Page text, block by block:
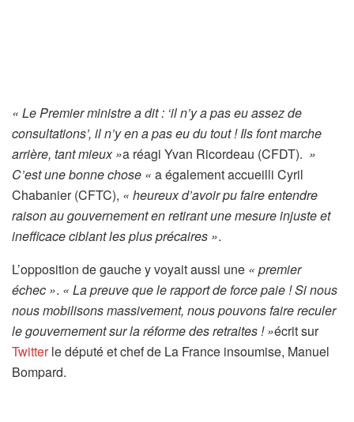
« Le Premier ministre a dit : ‘il n’y a pas eu assez de
consultations’, il n’y en a pas eu du tout ! Ils font marche
arrière, tant mieux »a réagi Yvan Ricordeau (CFDT). »
C’est une bonne chose « a également accueilli Cyril
Chabanier (CFTC), « heureux d’avoir pu faire entendre
raison au gouvernement en retirant une mesure injuste et
inefficace ciblant les plus précaires ».
L’opposition de gauche y voyait aussi une « premier
échec ». « La preuve que le rapport de force paie ! Si nous
nous mobilisons massivement, nous pouvons faire reculer
le gouvernement sur la réforme des retraites ! »écrit sur
Twitterle député et chef de La France insoumise, Manuel
Bompard.